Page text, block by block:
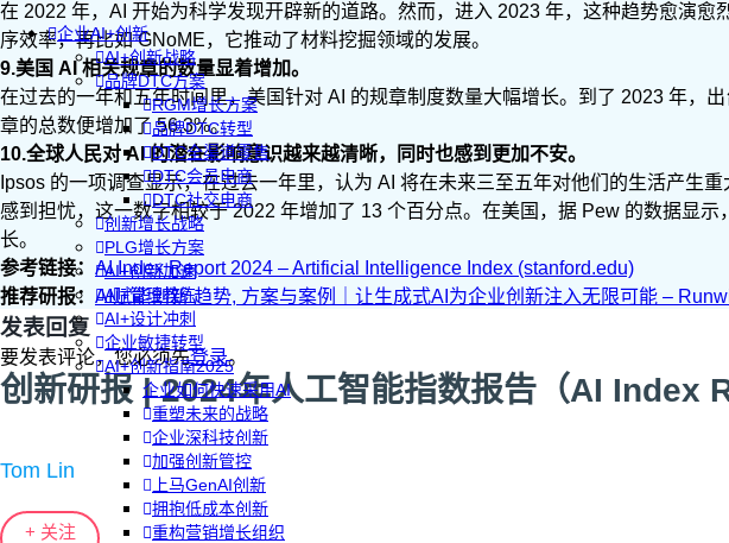
企业AI+创新
AI+创新战略
品牌DTC方案
RGM增长方案
品牌DTC转型
DTC全渠道零售
DTC会员电商
DTC社交电商
创新增长战略
PLG增长方案
AI+创新加速
AI+管理教练
AI+设计冲刺
企业敏捷转型
AI+创新指南2025
企业如何快速采用AI
重塑未来的战略
企业深科技创新
加强创新管控
上马GenAI创新
拥抱低成本创新
重构营销增长组织
在 2022 年，AI 开始为科学发现开辟新的道路。然而，进入 2023 年，这种趋势愈演
序效率，再比如 GNoME，它推动了材料挖掘领域的发展。
9.美国 AI 相关规章的数量显着增加。
在过去的一年和五年时间里，美国针对 AI 的规章制度数量大幅增长。到了 2023 年，
章的总数便增加了 56.3%。
10.全球人民对 AI 的潜在影响意识越来越清晰，同时也感到更加不安。
Ipsos 的一项调查显示，在过去一年里，认为 AI 将在未来三至五年对他们的生活产生
感到担忧，这一数字相较于 2022 年增加了 13 个百分点。在美国，据 Pew 的数据显
长。
参考链接： AI Index Report 2024 – Artificial Intelligence Index (stanford.edu)
推荐研报： AI赋能创新 趋势, 方案与案例｜让生成式AI为企业创新注入无限可能 –
发表回复
要发表评论，您必须先登录。
创新研报 | 2024年人工智能指数报告（AI Index
Tom Lin
+ 关注